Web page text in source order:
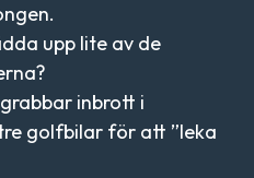
upp lite av de
inbrott i
golfbilar för att ”leka